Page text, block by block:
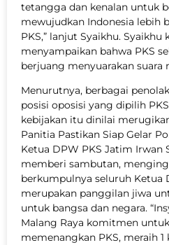
tetangga dan kenalan untuk
mewujudkan Indonesia lebih
PKS,” lanjut Syaikhu. Syaikhu
menyampaikan bahwa PKS
berjuang menyuarakan suara
Menurutnya, berbagai
posisi oposisi yang dipilih
kebijakan itu dinilai
Panitia Pastikan Siap Gelar
Ketua DPW PKS Jatim Irwan
memberi sambutan,
berkumpulnya seluruh Ketua
merupakan panggilan jiwa
untuk bangsa dan negara.
Malang Raya komitmen
memenangkan PKS, meraih 1